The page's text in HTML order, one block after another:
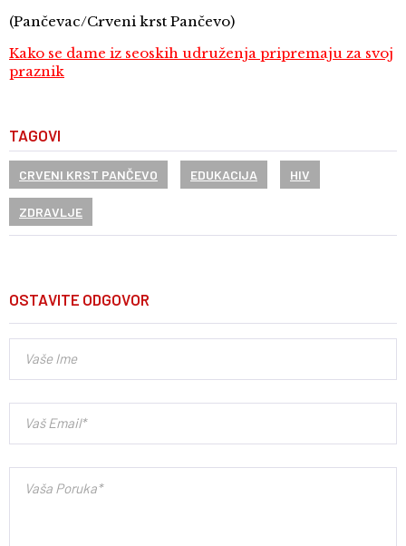
(Pančevac/Crveni krst Pančevo)
Kako se dame iz seoskih udruženja pripremaju za svoj
praznik
TAGOVI
CRVENI KRST PANČEVO EDUKACIJA HIV
ZDRAVLJE
OSTAVITE ODGOVOR